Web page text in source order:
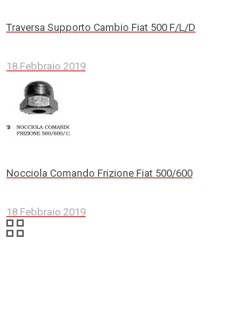
Traversa Supporto Cambio Fiat 500 F/L/D
18 Febbraio 2019
Nocciola Comando Frizione Fiat 500/600
18 Febbraio 2019